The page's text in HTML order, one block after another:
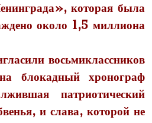
которая была
около 1,5 миллиона
восьмиклассников
блокадный хронограф
патриотический
и слава, которой не